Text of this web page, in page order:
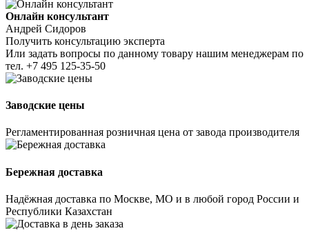
Онлайн консультант
Андрей Сидоров
Получить консультацию эксперта
Или задать вопросы по данному товару нашим менеджерам по
тел. +7 495 125-35-50
Заводские цены
Регламентированная розничная цена от завода производителя
Бережная доставка
Надёжная доставка по Москве, МО и в любой город России и
Республики Казахстан